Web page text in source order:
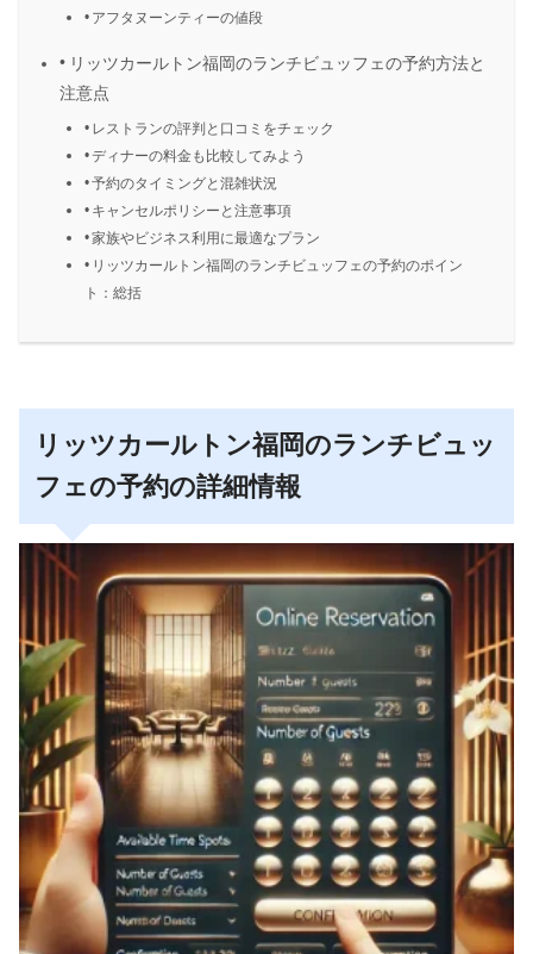
アフタヌーンティーの値段
リッツカールトン福岡のランチビュッフェの予約方法と
注意点
レストランの評判と口コミをチェック
ディナーの料金も比較してみよう
予約のタイミングと混雑状況
キャンセルポリシーと注意事項
家族やビジネス利用に最適なプラン
リッツカールトン福岡のランチビュッフェの予約のポイン
ト：総括
リッツカールトン福岡のランチビュッ
フェの予約の詳細情報